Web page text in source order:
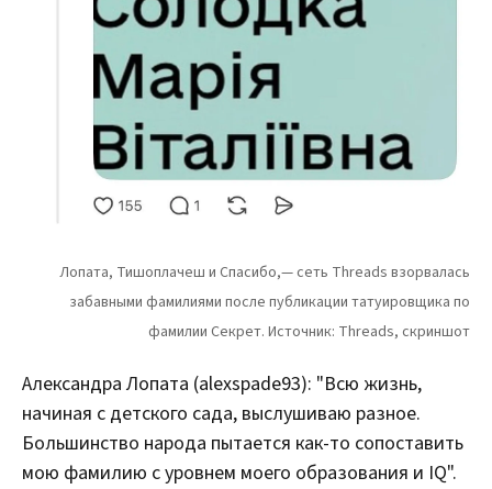
Александра Лопата (alexspade93): "Всю жизнь,
начиная с детского сада, выслушиваю разное.
Большинство народа пытается как-то сопоставить
мою фамилию с уровнем моего образования и IQ".